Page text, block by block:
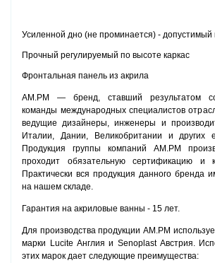
Усиленной дно (не проминается) - допустимый
Прочный регулируемый по высоте каркас
Фронтальная панель из акрила
AM.PM — бренд, ставший результатом
команды международных специалистов
ведущие дизайнеры, инженеры и
Италии, Дании, Великобритании и других
Продукция группы компаний AM.PM
проходит обязательную сертификацию и
Практически вся продукция данного бренда
на нашем складе.
Гарантия на акриловые ванны - 15 лет.
Для производства продукции AM.PM
марки Lucite Англия и Senoplast Австрия.
этих марок дает следующие преимущества: